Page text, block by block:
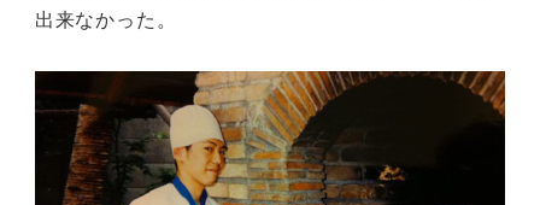
出来なかった。